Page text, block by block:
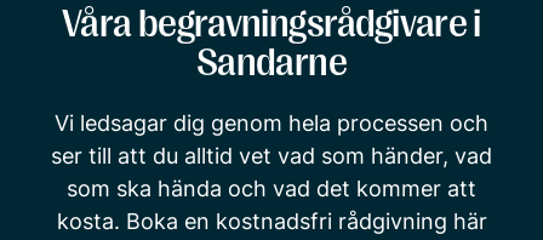
Våra begravningsrådgivare i
Sandarne
Vi ledsagar dig genom hela processen och
ser till att du alltid vet vad som händer, vad
som ska hända och vad det kommer att
kosta. Boka en kostnadsfri rådgivning här